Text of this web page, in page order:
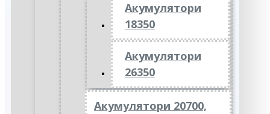
Акумулятори
18350
Акумулятори
26350
Акумулятори 20700,